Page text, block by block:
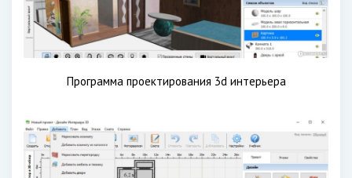
Программа проектирования 3d интерьера